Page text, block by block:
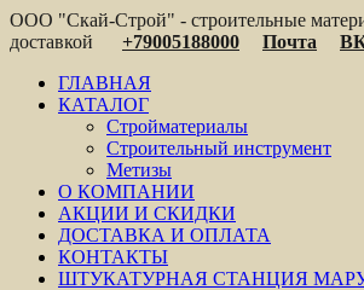
ООО "Скай-Строй" - строительные
доставкой
+79005188000 Почта
ГЛАВНАЯ
КАТАЛОГ
Стройматериалы
Строительный инструмент
Метизы
О КОМПАНИИ
АКЦИИ И СКИДКИ
ДОСТАВКА И ОПЛАТА
КОНТАКТЫ
ШТУКАТУРНАЯ СТАНЦИЯ